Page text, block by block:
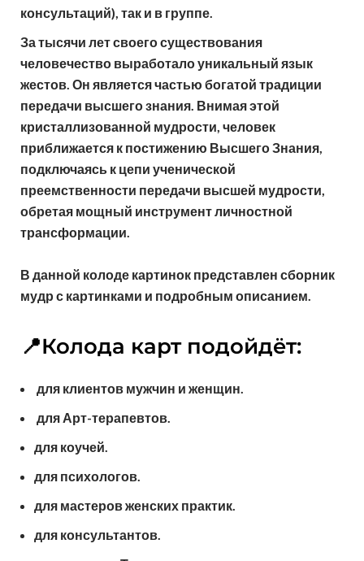
консультаций), так и в группе.
За тысячи лет своего существования
человечество выработало уникальный язык
жестов. Он является частью богатой традиции
передачи высшего знания. Внимая этой
кристаллизованной мудрости, человек
приближается к постижению Высшего Знания,
подключаясь к цепи ученической
преемственности передачи высшей мудрости,
обретая мощный инструмент личностной
трансформации.
В данной колоде картинок представлен сборник
мудр с картинками и подробным описанием.
📍Колода карт подойдёт:
для клиентов мужчин и женщин.
для Арт-терапевтов.
для коучей.
для психологов.
для мастеров женских практик.
для консультантов.